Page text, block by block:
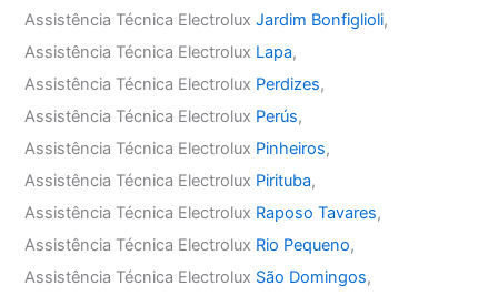
Assistência Técnica ElectroluxJardim Bonfiglioli,
Assistência Técnica Electrolux Lapa,
Assistência Técnica Electrolux Perdizes,
Assistência Técnica Electrolux Perús,
Assistência Técnica Electrolux Pinheiros,
Assistência Técnica Electrolux Pirituba,
Assistência Técnica Electrolux Raposo Tavares,
Assistência Técnica Electrolux Rio Pequeno,
Assistência Técnica Electrolux São Domingos,